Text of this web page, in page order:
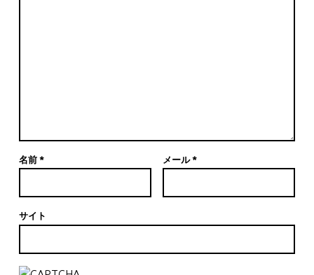
名前 * メール*
サイト